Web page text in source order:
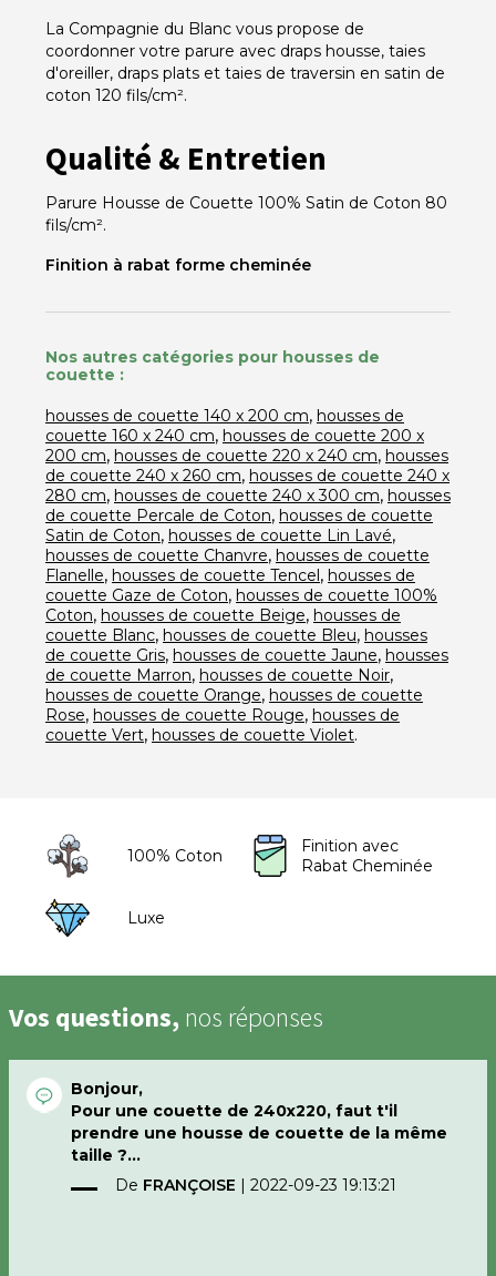
La Compagnie du Blanc vous propose de
coordonner votre parure avec draps housse, taies
d'oreiller, draps plats et taies de traversin en satin de
coton 120 fils/cm².
Qualité & Entretien
Parure Housse de Couette 100% Satin de Coton 80
fils/cm².
Finition à rabat forme cheminée
Nos autres catégories pour housses de
couette :
housses de couette 140 x 200 cm, housses de
couette 160 x 240 cm, housses de couette 200 x
200 cm, housses de couette 220 x 240 cm, housses
de couette 240 x 260 cm, housses de couette 240 x
280 cm, housses de couette 240 x 300 cm, housses
de couette Percale de Coton, housses de couette
Satin de Coton, housses de couette Lin Lavé,
housses de couette Chanvre, housses de couette
Flanelle, housses de couette Tencel, housses de
couette Gaze de Coton, housses de couette 100%
Coton, housses de couette Beige, housses de
couette Blanc, housses de couette Bleu, housses
de couette Gris, housses de couette Jaune, housses
de couette Marron, housses de couette Noir,
housses de couette Orange, housses de couette
Rose, housses de couette Rouge, housses de
couette Vert, housses de couette Violet.
100% Coton
Finition avec
Rabat Cheminée
Luxe
Vos questions, nos réponses
Bonjour,
Pour une couette de 240x220, faut t'il
prendre une housse de couette de la même
taille ?
Merci pour votre réponse.
De FRANÇOISE | 2022-09-23 19:13:21